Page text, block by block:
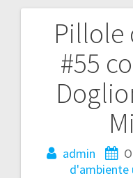
Pillole
#55
admin
d'ambiente
articoli